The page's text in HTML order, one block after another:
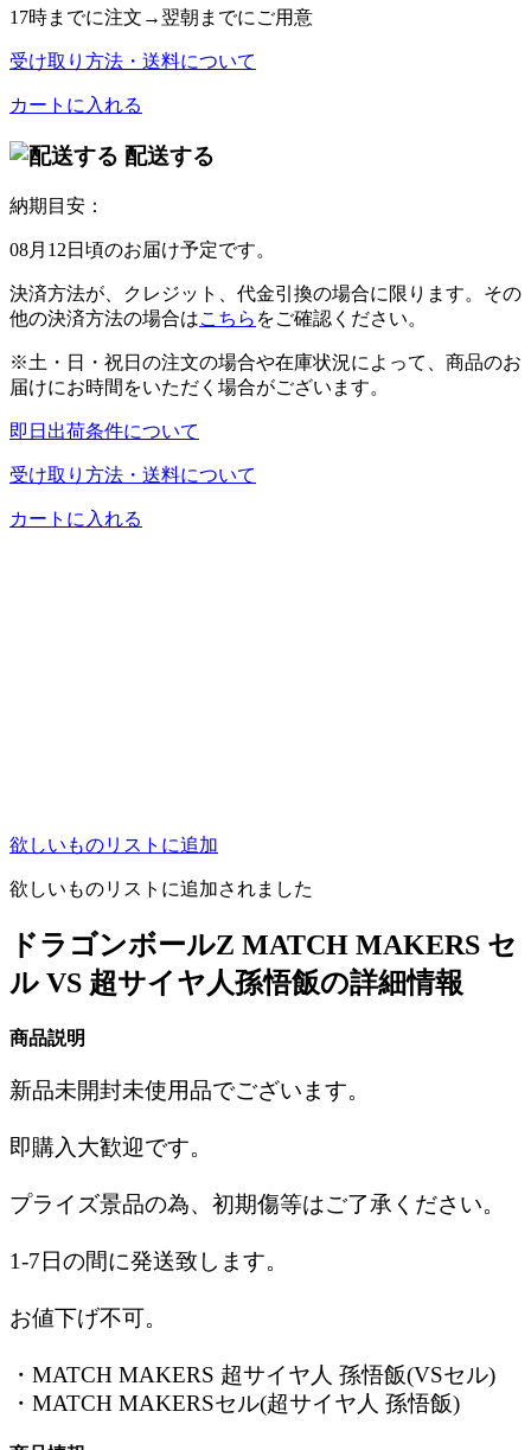
17時までに注文→ 翌朝 までにご用意
受け取り方法・送料について
カートに入れる
配送する
納期目安：
08月12日頃のお届け予定です。
決済方法が、クレジット、代金引換の場合に限ります。その
他の決済方法の場合はこちら をご確認ください。
※土・日・祝日の注文の場合や在庫状況によって、商品のお
届けにお時間をいただく場合がございます。
即日出荷条件について
受け取り方法・送料について
カートに入れる
欲しいものリストに追加
欲しいものリストに追加されました
ドラゴンボールZ MATCH MAKERS セ
ル VS 超サイヤ人孫悟飯の詳細情報
商品説明
新品未開封未使用品でございます。
即購入大歓迎です。
プライズ景品の為、初期傷等はご了承ください。
1-7日の間に発送致します。
お値下げ不可。
・MATCH MAKERS 超サイヤ人 孫悟飯(VSセル)
・MATCH MAKERSセル(超サイヤ人 孫悟飯)